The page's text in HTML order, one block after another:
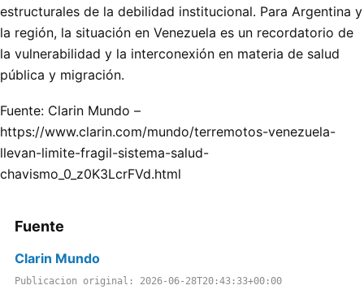
estructurales de la debilidad institucional. Para Argentina y
la región, la situación en Venezuela es un recordatorio de
la vulnerabilidad y la interconexión en materia de salud
pública y migración.
Fuente: Clarin Mundo –
https://www.clarin.com/mundo/terremotos-venezuela-
llevan-limite-fragil-sistema-salud-
chavismo_0_z0K3LcrFVd.html
Fuente
Clarin Mundo
Publicacion original: 2026-06-28T20:43:33+00:00